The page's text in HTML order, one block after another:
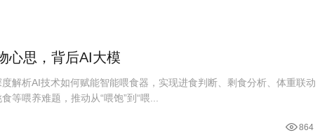
心思，背后AI大模
解析AI技术如何赋能智能喂食器，实现进食判断、剩食分析、体重联动
等喂养难题，推动从“喂饱”到“喂...
864